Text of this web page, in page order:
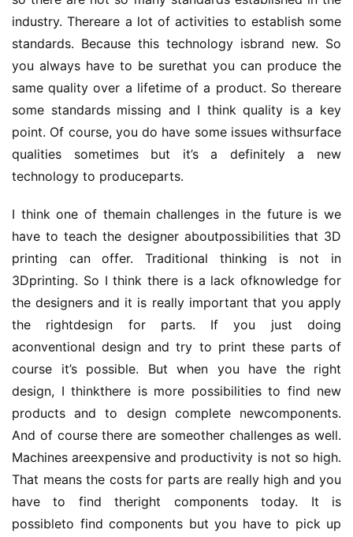
industry. Thereare a lot of activities to establish some
standards. Because this technology isbrand new. So
you always have to be surethat you can produce the
same quality over a lifetime of a product. So thereare
some standards missing and I think quality is a key
point. Of course, you do have some issues withsurface
qualities sometimes but it’s a definitely a new
technology to produceparts.
I think one of themain challenges in the future is we
have to teach the designer aboutpossibilities that 3D
printing can offer. Traditional thinking is not in
3Dprinting. So I think there is a lack ofknowledge for
the designers and it is really important that you apply
the rightdesign for parts. If you just doing
aconventional design and try to print these parts of
course it’s possible. But when you have the right
design, I thinkthere is more possibilities to find new
products and to design complete newcomponents.
And of course there are someother challenges as well.
Machines areexpensive and productivity is not so high.
That means the costs for parts are really high and you
have to find theright components today. It is
possibleto find components but you have to pick up